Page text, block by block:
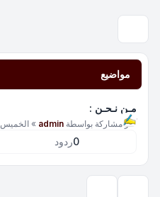
مواضيع
مـن نـحـن :
آخر مشاركة بواسطة admin
» الخميس 9-4-2026 10:45 pm
0ردود